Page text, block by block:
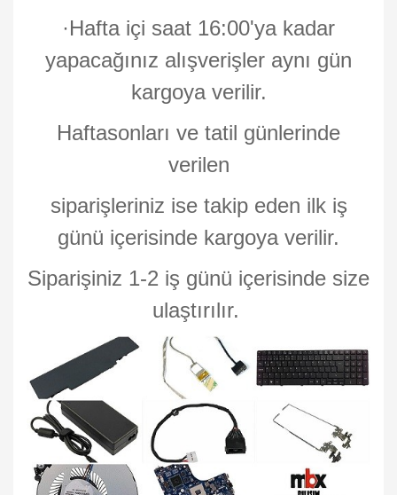
·Hafta içi saat 16:00'ya kadar
yapacağınız alışverişler aynı gün
kargoya verilir.
Haftasonları ve tatil günlerinde
verilen
siparişleriniz ise takip eden ilk iş
günü içerisinde kargoya verilir.
Siparişiniz 1-2 iş günü içerisinde size
ulaştırılır.